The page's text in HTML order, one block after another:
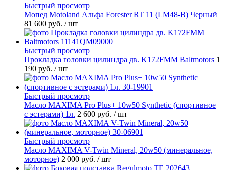
Быстрый просмотр
Мопед Motoland Альфа Forester RT 11 (LM48-B) Черный
81 600 руб. / шт
Быстрый просмотр
Прокладка головки цилиндра дв. K172FMM Baltmotors 1
190 руб. / шт
Быстрый просмотр
Масло MAXIMA Pro Plus+ 10w50 Synthetic (спортивное
с эстерами) 1л. 2 600 руб. / шт
Быстрый просмотр
Масло MAXIMA V-Twin Mineral, 20w50 (минеральное,
моторное) 2 000 руб. / шт